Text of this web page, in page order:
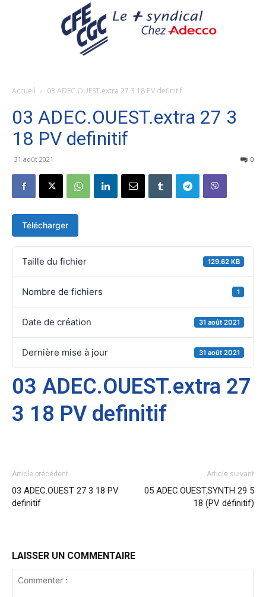
Accueil 03 ADEC.OUEST.extra 27 3 18 PV definitif
03 ADEC.OUEST.extra 27 3
18 PV definitif
31 août 2021 0
Télécharger
Taille du fichier 129.62 KB
Nombre de fichiers 1
Date de création 31 août 2021
Dernière mise à jour 31 août 2021
03 ADEC.OUEST.extra 27
3 18 PV definitif
Article précédent
03 ADEC.OUEST 27 3 18 PV
definitif
Article suivant
05 ADEC.OUEST.SYNTH 29 5
18 (PV définitif)
LAISSER UN COMMENTAIRE